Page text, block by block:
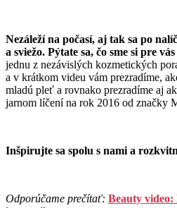
Nezáleží na počasí, aj tak sa po
a sviežo. Pýtate sa, čo sme si pre
jednu z nezávislých kozmetických
a v krátkom videu vám prezradíme,
mladú pleť a rovnako prezradíme aj
jarnom líčení na rok 2016 od značky
Inšpirujte sa spolu s nami a
Odporúčame prečítať: Beauty